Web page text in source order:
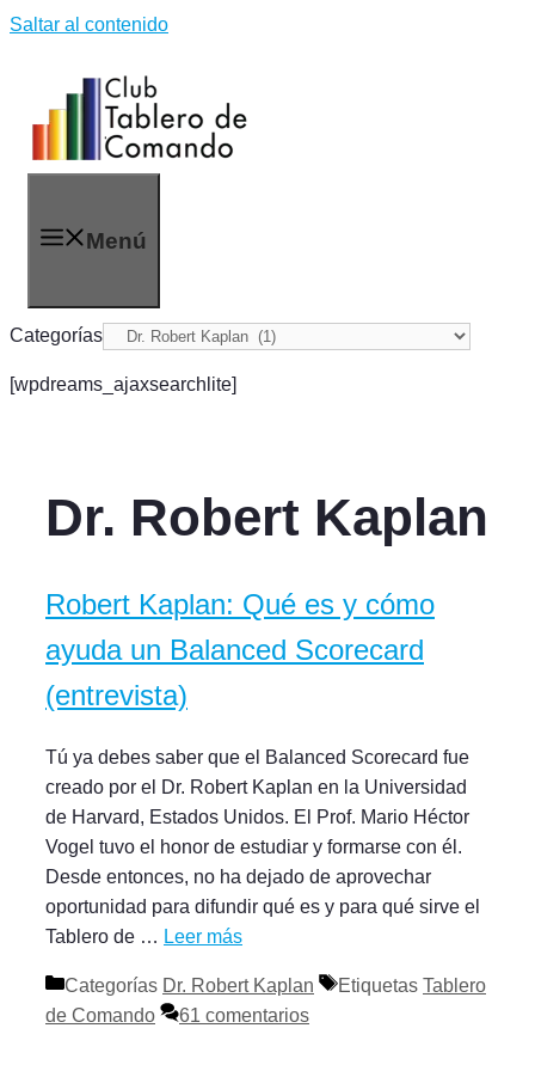
Saltar al contenido
Menú
Categorías
[wpdreams_ajaxsearchlite]
Dr. Robert Kaplan
Robert Kaplan: Qué es y cómo
ayuda un Balanced Scorecard
(entrevista)
Tú ya debes saber que el Balanced Scorecard fue
creado por el Dr. Robert Kaplan en la Universidad
de Harvard, Estados Unidos. El Prof. Mario Héctor
Vogel tuvo el honor de estudiar y formarse con él.
Desde entonces, no ha dejado de aprovechar
oportunidad para difundir qué es y para qué sirve el
Tablero de … Leer más
Categorías Dr. Robert Kaplan Etiquetas Tablero
de Comando
61 comentarios